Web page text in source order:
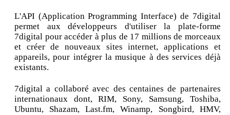
L'API (Application Programming Interface) de 7digital
permet aux développeurs d'utiliser la plate-forme
7digital pour accéder à plus de 17 millions de morceaux
et créer de nouveaux sites internet, applications et
appareils, pour intégrer la musique à des services déjà
existants.
7digital a collaboré avec des centaines de partenaires
internationaux dont, RIM, Sony, Samsung, Toshiba,
Ubuntu, Shazam, Last.fm, Winamp, Songbird, HMV,